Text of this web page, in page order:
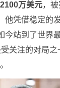
2100万美元，
他凭借稳定的
今站到了世界
受关注的对局